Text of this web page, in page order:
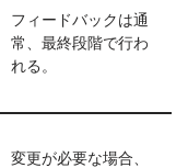
フィードバックは通
常、最終段階で行わ
れる。
変更が必要な場合、